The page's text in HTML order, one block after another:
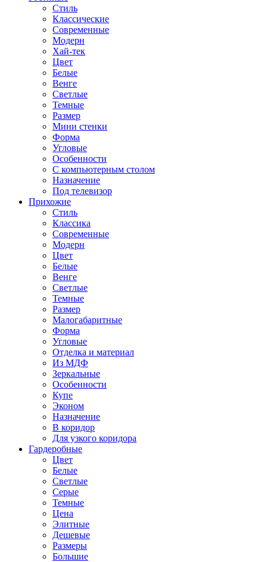
Стиль
Классические
Современные
Модерн
Хай-тек
Цвет
Белые
Венге
Светлые
Темные
Размер
Мини стенки
Форма
Угловые
Особенности
С компьютерным столом
Назначение
Под телевизор
Прихожие
Стиль
Классика
Современные
Модерн
Цвет
Белые
Венге
Светлые
Темные
Размер
Малогабаритные
Форма
Угловые
Отделка и материал
Из МДФ
Зеркальные
Особенности
Купе
Эконом
Назначение
В коридор
Для узкого коридора
Гардеробные
Цвет
Белые
Светлые
Серые
Темные
Цена
Элитные
Дешевые
Размеры
Большие